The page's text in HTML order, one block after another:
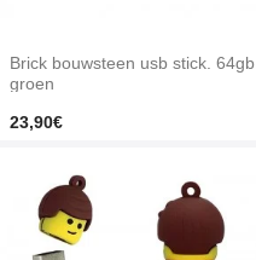
Brick bouwsteen usb stick. 64gb
groen
23,90€